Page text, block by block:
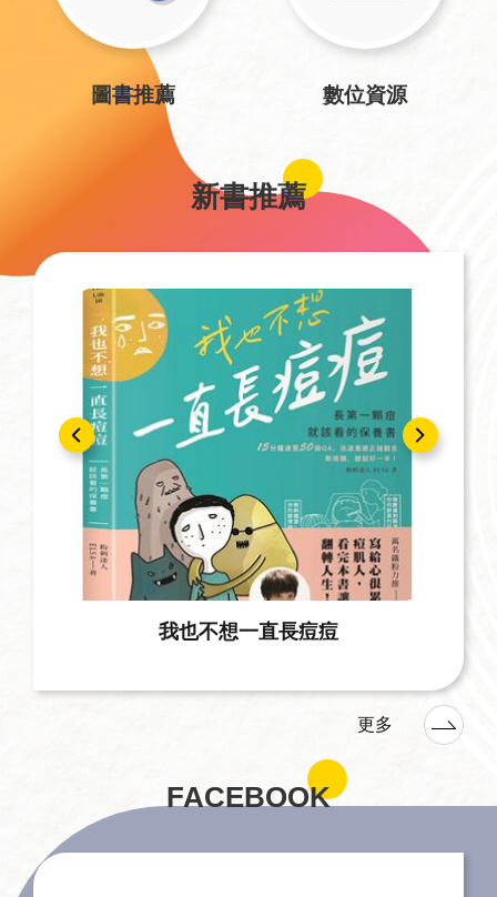
圖書推薦 數位資源
新書推薦
我也不想一直長痘痘
更多
FACEBOOK